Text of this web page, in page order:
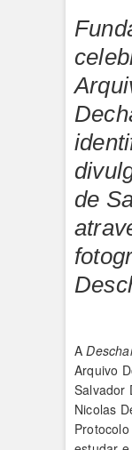
de
A
Arquivo
Salvador
Nicolas